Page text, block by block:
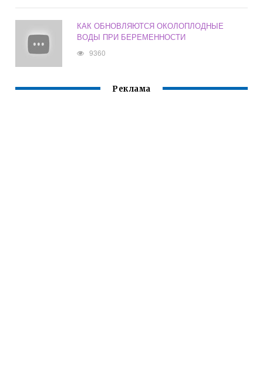
КАК ОБНОВЛЯЮТСЯ ОКОЛОПЛОДНЫЕ
ВОДЫ ПРИ БЕРЕМЕННОСТИ
9360
Реклама